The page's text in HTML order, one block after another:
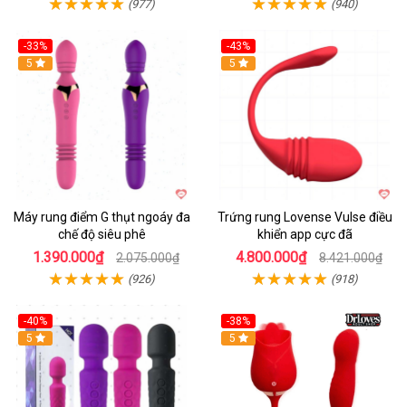
(977) (940)
-33%
Hot
5
Máy rung điểm G thụt ngoáy đa
chế độ siêu phê
1.390.000₫ 2.075.000₫
(926)
-43%
Hot
5
Trứng rung Lovense Vulse điều
khiển app cực đã
4.800.000₫ 8.421.000₫
(918)
-40%
5
-38%
Hot
5